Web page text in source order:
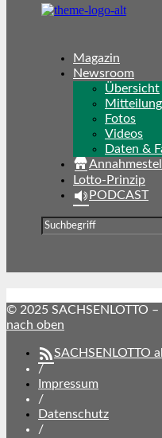
Magazin
Newsroom
Übersicht
Fotos
Videos
Daten &
Lotto-Prinzip
PODCAST
© 2025 SACHSENLOTTO
nach oben
SACHSENLOTTO
/
Impressum
/
Datenschutz
/